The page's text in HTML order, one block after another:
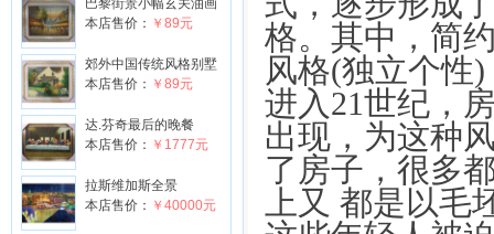
巴黎街景小幅玄关油画
本店售价： ￥89元
郊外中国传统风格别墅
本店售价： ￥89元
达.芬奇最后的晚餐
本店售价： ￥1777元
拉斯维加斯全景
本店售价： ￥40000元
格。其中，简
风格(独立个性)
进入21世纪，
出现，为这种
了房子，很多
上又 都是以